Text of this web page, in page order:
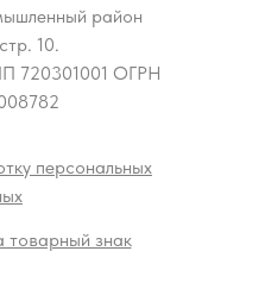
район
10.
720301001 ОГРН
персональных
товарный знак